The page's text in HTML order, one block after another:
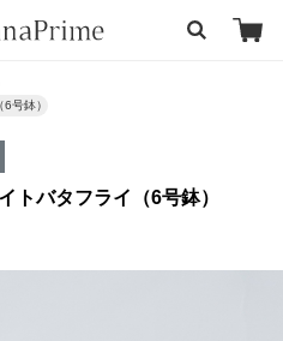
号鉢）
トバタフライ（6号鉢）